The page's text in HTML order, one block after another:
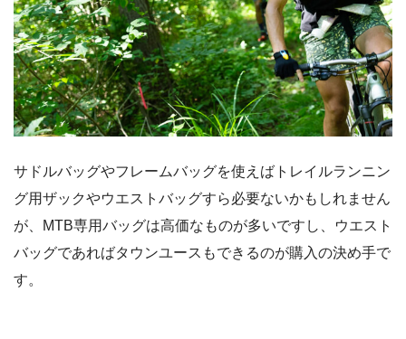
サドルバッグやフレームバッグを使えばトレイルランニン
グ用ザックやウエストバッグすら必要ないかもしれません
が、MTB専用バッグは高価なものが多いですし、ウエスト
バッグであればタウンユースもできるのが購入の決め手で
す。